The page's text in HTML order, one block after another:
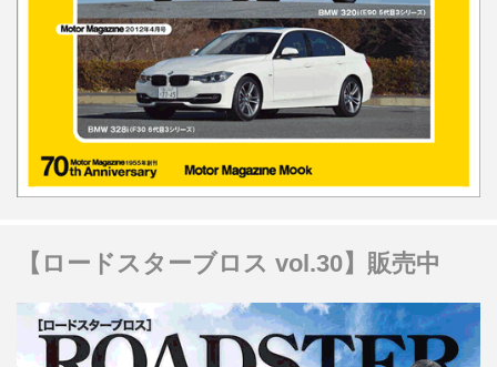
【ロードスターブロス vol.30】販売中